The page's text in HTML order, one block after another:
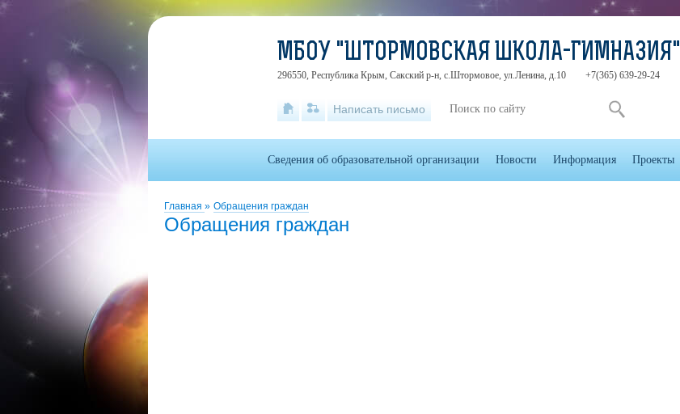
Главная » Обращения граждан
Обращения граждан
МБОУ "ШТОРМОВСКАЯ ШКОЛА-ГИМНАЗИЯ"
296550, Республика Крым, Сакский р-н, с.Штормовое, ул.Ленина, д.10 +7(365) 639-29-24
Написать письмо
Сведения об образовательной организации Новости Информация Проекты